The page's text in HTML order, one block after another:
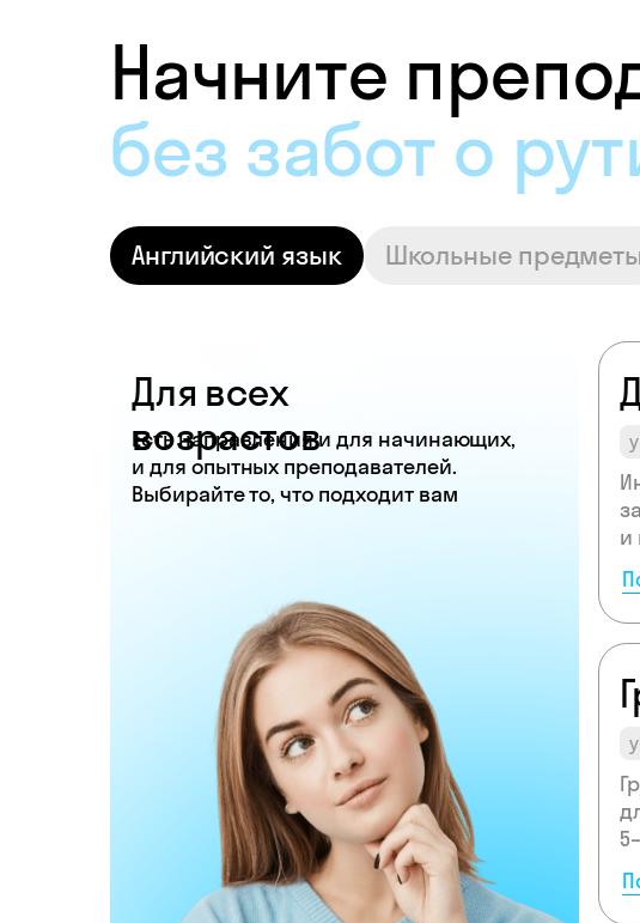
Начните
и получать
Английский язык Школьные
Для всех
возрастов
Есть направления и для начинающих,
и для опытных преподавателей.
Выбирайте то, что подходит вам
и